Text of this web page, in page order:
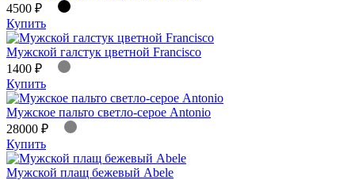
4500 ₽
Купить
Мужской галстук цветной Francisco
1400 ₽
Купить
Мужское пальто светло-серое Antonio
28000 ₽
Купить
Мужской плащ бежевый Abele